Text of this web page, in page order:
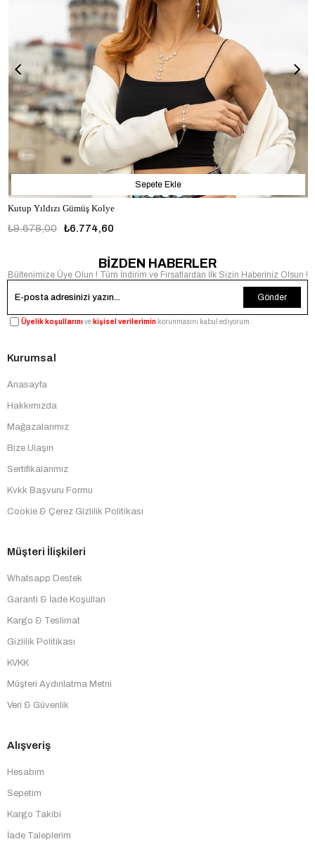
Kutup Yıldızı Gümüş Kolye
₺6.774,60
₺9.678,00
Sepete Ekle
BİZDEN HABERLER
Bültenimize Üye Olun ! Tüm İndirim ve Fırsatlardan İlk Sizin Haberiniz Olsun !
Gönder
Üyelik koşullarınıve kişisel verilerimin korunmasını kabul ediyorum.
Kurumsal
Anasayfa
Hakkımızda
Mağazalarımız
Bize Ulaşın
Sertifikalarımız
Kvkk Başvuru Formu
Cookie & Çerez Gizlilik Politikası
Müşteri İlişkileri
Whatsapp Destek
Garanti & İade Koşulları
Kargo & Teslimat
Gizlilik Politikası
KVKK
Müşteri Aydınlatma Metni
Veri & Güvenlik
Alışveriş
Hesabım
Sepetim
Kargo Takibi
İade Taleplerim